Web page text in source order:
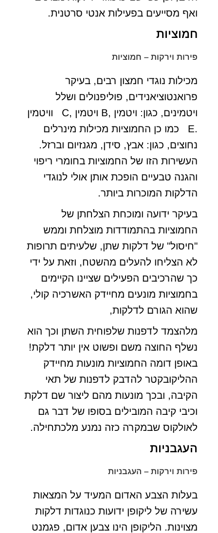
ואף מסייעים בפעילות אנטי סרטנית.
חמוציות
פירות וירקות – חמוציות
מכילות נוגדי חמצון רבים, בעיקר
פרואנטוציאנידים, פוליפנולים ושלל
ויטמינים, כגון: ויטמין ,B ויטמין ,C וויטמין
.E כמו כן החמוציות מכילות מינרלים
נחוצים, כגון: אבץ, סידן, מגנזיום וברזל.
העשירות הזו של החמוציות בחומרי ריפוי
והגנה טבעיים הופכת אותן אולי לנוגדי
הדלקות המוכרות ביותר.
בעיקר ידועה ומוכחת הצלחתן של
החמוציות בהתמודדות מוצלחת וממש
"חיסול" של דלקות שתן, שלעיתים תרופות
לא הצליחו להעלים מהשטח, וזאת על ידי
כך שהרכיבים הפעילים שציינו הקיימים
בחמוציות מונעים מחיידק האשרכיה קולי,
שהוא הגורם לדלקות,
מלהצמד לדפנות שלפוחית השתן וכך הוא
נשלף החוצה משם ופשוט אין יותר דלקת!
באופן דומה החמוציות מונעות מחיידק
ההליקובקטר להדבק לדפנות של תאי
הקיבה, ובכך מונעות מהם ליצור שם דלקת
וכיבי קיבה המובילים בסופו של דבר גם
לאולקוס שבמקרה כזה נמנע מלכתחילה.
העגבניות
פירות וירקות – העגבניות
בעלות הצבע האדום המעיד על המצאות
עשירה של ליקופן ידועות כנוגדות דלקות
מצוינות. הליקופן הינו צבען אדום, פגמנט